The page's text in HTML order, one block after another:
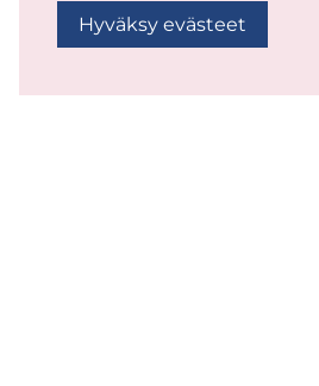
Hyväksy evästeet